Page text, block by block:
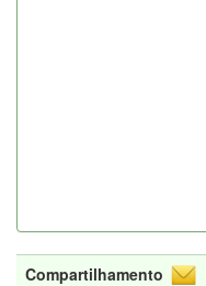
Compartilhamento